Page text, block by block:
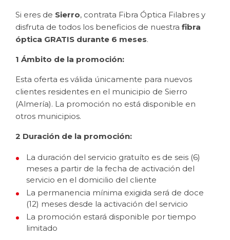
Si eres de Sierro, contrata Fibra Óptica Filabres y
disfruta de todos los beneficios de nuestra fibra
óptica GRATIS durante 6 meses.
1 Ámbito de la promoción:
Esta oferta es válida únicamente para nuevos
clientes residentes en el municipio de Sierro
(Almería). La promoción no está disponible en
otros municipios.
2 Duración de la promoción:
La duración del servicio gratuíto es de seis (6)
meses a partir de la fecha de activación del
servicio en el domicilio del cliente
La permanencia mínima exigida será de doce
(12) meses desde la activación del servicio
La promoción estará disponible por tiempo
limitado